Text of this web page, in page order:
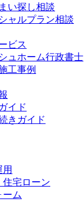
い探し相談
ャルプラン相談
ビス
ュホーム行政書士
工事例
イド
きガイド
用
住宅ローン
ーム